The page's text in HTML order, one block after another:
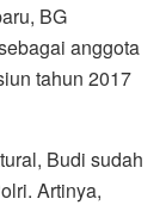
BG
anggota
tahun 2017
Budi sudah
Artinya,